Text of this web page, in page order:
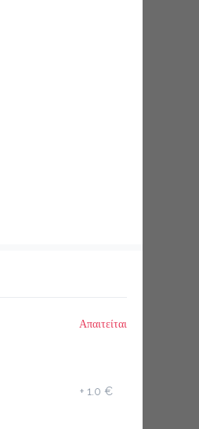
Απαιτείται
+1.0 €